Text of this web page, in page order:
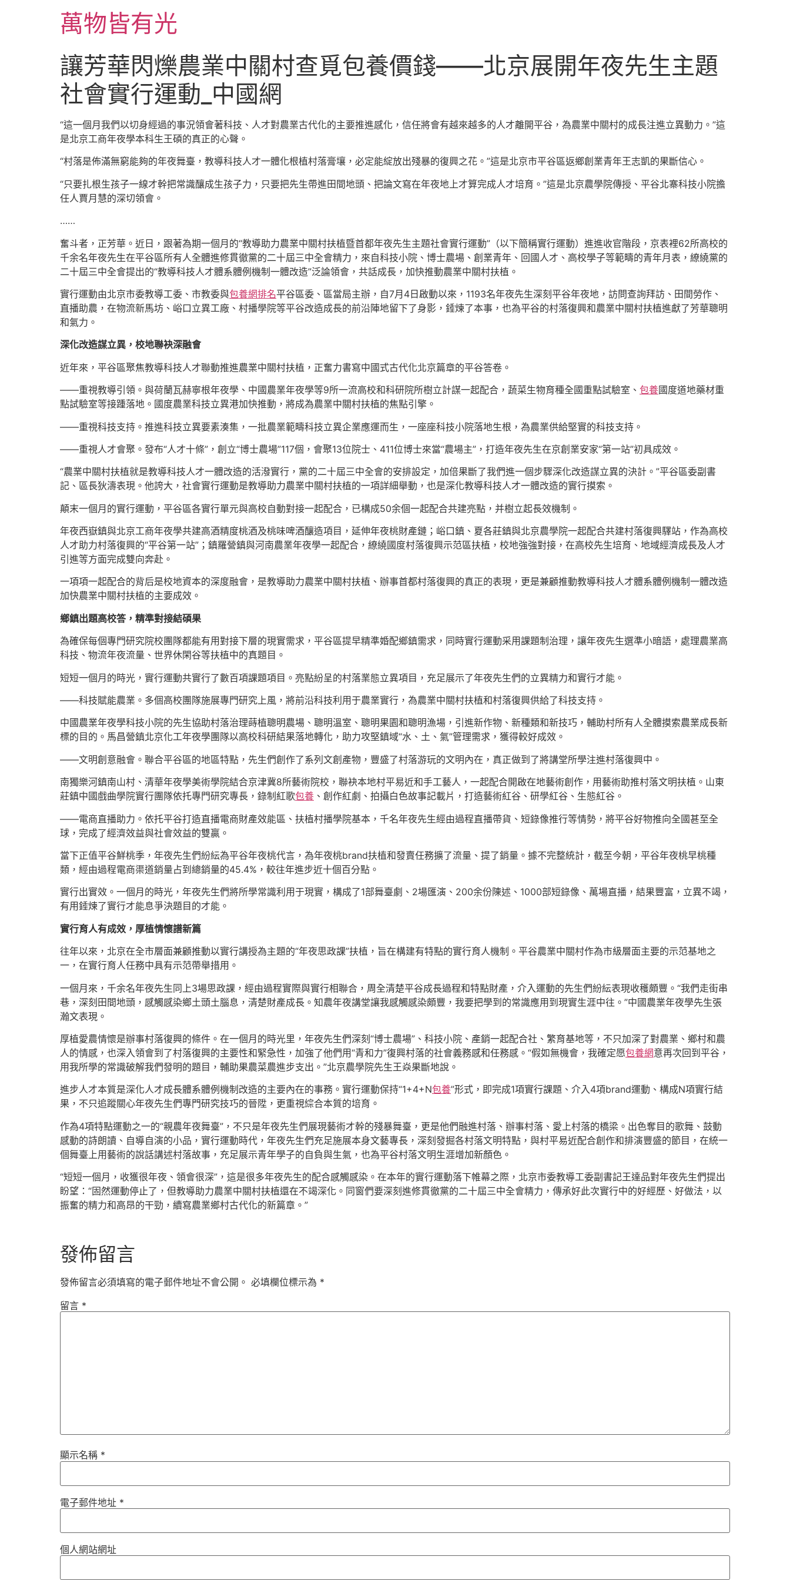
萬物皆有光
讓芳華閃爍農業中關村查覓包養價錢——北京展開年夜先生主題
社會實行運動_中國網
“這一個月我們以切身經過的事況領會著科技、人才對農業古代化的主要推進感化，信任將會有越來越多的人才離開平谷，為農業中關村的成長注進立異動力。”這
是北京工商年夜學本科生王碩的真正的心聲。
“村落是佈滿無窮能夠的年夜舞臺，教導科技人才一體化根植村落膏壤，必定能綻放出殘暴的復興之花。”這是北京市平谷區返鄉創業青年王志凱的果斷信心。
“只要扎根生孩子一線才幹把常識釀成生孩子力，只要把先生帶進田間地頭、把論文寫在年夜地上才算完成人才培育。”這是北京農學院傳授、平谷北寨科技小院擔
任人賈月慧的深切領會。
……
奮斗者，正芳華。近日，跟著為期一個月的“教導助力農業中關村扶植暨首都年夜先生主題社會實行運動”（以下簡稱實行運動）進進收官階段，京表裡62所高校的
千余名年夜先生在平谷區所有人全體進修貫徹黨的二十屆三中全會精力，來自科技小院、博士農場、創業青年、回國人才、高校學子等範疇的青年月表，繚繞黨的
二十屆三中全會提出的“教導科技人才體系體例機制一體改造”泛論領會，共話成長，加快推動農業中關村扶植。
實行運動由北京市委教導工委、市教委與包養網排名平谷區委、區當局主辦，自7月4日啟動以來，1193名年夜先生深刻平谷年夜地，訪問查詢拜訪、田間勞作、
直播助農，在物流新馬坊、峪口立異工廠、村播學院等平谷改造成長的前沿陣地留下了身影，錘煉了本事，也為平谷的村落復興和農業中關村扶植進獻了芳華聰明
和氣力。
深化改造謀立異，校地聯袂深融會
近年來，平谷區聚焦教導科技人才聯動推進農業中關村扶植，正奮力書寫中國式古代化北京篇章的平谷答卷。
——重視教導引領。與荷蘭瓦赫寧根年夜學、中國農業年夜學等9所一流高校和科研院所樹立計謀一起配合，蔬菜生物育種全國重點試驗室、 包養國度道地藥材重
點試驗室等接踵落地。國度農業科技立異港加快推動，將成為農業中關村扶植的焦點引擎。
——重視科技支持。推進科技立異要素湊集，一批農業範疇科技立異企業應運而生，一座座科技小院落地生根，為農業供給堅實的科技支持。
——重視人才會聚。發布“人才十條”，創立“博士農場”117個，會聚13位院士、411位博士來當“農場主”，打造年夜先生在京創業安家“第一站”初具成效。
“農業中關村扶植就是教導科技人才一體改造的活潑實行，黨的二十屆三中全會的安排設定，加倍果斷了我們進一個步驟深化改造謀立異的決計。”平谷區委副書
記、區長狄濤表現。他誇大，社會實行運動是教導助力農業中關村扶植的一項詳細舉動，也是深化教導科技人才一體改造的實行摸索。
顛末一個月的實行運動，平谷區各實行單元與高校自動對接一起配合，已構成50余個一起配合共建亮點，并樹立起長效機制。
年夜西嶽鎮與北京工商年夜學共建高酒精度桃酒及桃味啤酒釀造項目，延伸年夜桃財產鏈；峪口鎮、夏各莊鎮與北京農學院一起配合共建村落復興驛站，作為高校
人才助力村落復興的“平谷第一站”；鎮羅營鎮與河南農業年夜學一起配合，繚繞國度村落復興示范區扶植，校地強強對接，在高校先生培育、地域經濟成長及人才
引進等方面完成雙向奔赴。
一項項一起配合的背后是校地資本的深度融會，是教導助力農業中關村扶植、辦事首都村落復興的真正的表現，更是兼顧推動教導科技人才體系體例機制一體改造
加快農業中關村扶植的主要成效。
鄉鎮出題高校答，精準對接結碩果
為確保每個專門研究院校團隊都能有用對接下層的現實需求，平谷區提早精準婚配鄉鎮需求，同時實行運動采用課題制治理，讓年夜先生選準小暗語，處理農業高
科技、物流年夜流量、世界休閑谷等扶植中的真題目。
短短一個月的時光，實行運動共實行了數百項課題項目。亮點紛呈的村落業態立異項目，充足展示了年夜先生們的立異精力和實行才能。
——科技賦能農業。多個高校團隊施展專門研究上風，將前沿科技利用于農業實行，為農業中關村扶植和村落復興供給了科技支持。
中國農業年夜學科技小院的先生協助村落治理蒔植聰明農場、聰明溫室、聰明果園和聰明漁場，引進新作物、新種類和新技巧，輔助村所有人全體摸索農業成長新
標的目的。馬昌營鎮北京化工年夜學團隊以高校科研結果落地轉化，助力攻堅鎮域“水、土、氣”管理需求，獲得較好成效。
——文明創意融會。聯合平谷區的地區特點，先生們創作了系列文創產物，豐盛了村落游玩的文明內在，真正做到了將講堂所學注進村落復興中。
南獨樂河鎮南山村、清華年夜學美術學院結合京津冀8所藝術院校，聯袂本地村平易近和手工藝人，一起配合開啟在地藝術創作，用藝術助推村落文明扶植。山東
莊鎮中國戲曲學院實行團隊依托專門研究專長，錄制紅歌包養 、創作紅劇、拍攝白色故事記載片，打造藝術紅谷、研學紅谷、生態紅谷。
——電商直播助力。依托平谷打造直播電商財產效能區、扶植村播學院基本，千名年夜先生經由過程直播帶貨、短錄像推行等情勢，將平谷好物推向全國甚至全
球，完成了經濟效益與社會效益的雙贏。
當下正值平谷鮮桃季，年夜先生們紛紜為平谷年夜桃代言，為年夜桃brand扶植和發賣任務擴了流量、提了銷量。據不完整統計，截至今朝，平谷年夜桃早桃種
類，經由過程電商渠道銷量占到總銷量的45.4%，較往年進步近十個百分點。
實行出實效。一個月的時光，年夜先生們將所學常識利用于現實，構成了1部舞臺劇、2場匯演、200余份陳述、1000部短錄像、萬場直播，結果豐富，立異不竭，
有用錘煉了實行才能息爭決題目的才能。
實行育人有成效，厚植情懷譜新篇
往年以來，北京在全市層面兼顧推動以實行講授為主題的“年夜思政課”扶植，旨在構建有特點的實行育人機制。平谷農業中關村作為市級層面主要的示范基地之
一，在實行育人任務中具有示范帶舉措用。
一個月來，千余名年夜先生同上3場思政課，經由過程實際與實行相聯合，周全清楚平谷成長過程和特點財產，介入運動的先生們紛紜表現收穫頗豐。“我們走街串
巷，深刻田間地頭，感觸感染鄉土頭土腦息，清楚財產成長。知農年夜講堂讓我感觸感染頗豐，我要把學到的常識應用到現實生涯中往。”中國農業年夜學先生張
瀚文表現。
厚植愛農情懷是辦事村落復興的條件。在一個月的時光里，年夜先生們深刻“博士農場”、科技小院、產銷一起配合社、繁育基地等，不只加深了對農業、鄉村和農
人的情感，也深入領會到了村落復興的主要性和緊急性，加強了他們用“青和力”復興村落的社會義務感和任務感。“假如無機會，我確定愿包養網意再次回到平谷，
用我所學的常識破解我們發明的題目，輔助果農菜農進步支出。”北京農學院先生王焱果斷地說。
進步人才本質是深化人才成長體系體例機制改造的主要內在的事務。實行運動保持“1+4+N包養”形式，即完成1項實行課題、介入4項brand運動、構成N項實行結
果，不只追蹤關心年夜先生們專門研究技巧的晉陞，更重視綜合本質的培育。
作為4項特點運動之一的“親農年夜舞臺”，不只是年夜先生們展現藝術才幹的殘暴舞臺，更是他們融進村落、辦事村落、愛上村落的橋梁。出色奪目的歌舞、鼓動
感動的詩朗讀、自導自演的小品，實行運動時代，年夜先生們充足施展本身文藝專長，深刻發掘各村落文明特點，與村平易近配合創作和排演豐盛的節目，在統一
個舞臺上用藝術的說話講述村落故事，充足展示青年學子的自負與生氣，也為平谷村落文明生涯增加新顏色。
“短短一個月，收獲很年夜、領會很深”，這是很多年夜先生的配合感觸感染。在本年的實行運動落下帷幕之際，北京市委教導工委副書記王達品對年夜先生們提出
盼望：“固然運動停止了，但教導助力農業中關村扶植還在不竭深化。同窗們要深刻進修貫徹黨的二十屆三中全會精力，傳承好此次實行中的好經歷、好做法，以
振奮的精力和高昂的干勁，續寫農業鄉村古代化的新篇章。”
發佈留言
發佈留言必須填寫的電子郵件地址不會公開。 必填欄位標示為 *
留言 *
顯示名稱 *
電子郵件地址 *
個人網站網址